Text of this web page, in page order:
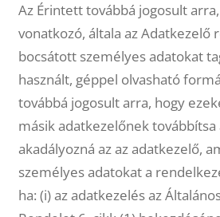
Az Érintett továbbá jogosult
vonatkozó, általa az Adatkezelő
bocsátott személyes adatokat
használt, géppel olvasható
továbbá jogosult arra, hogy
másik adatkezelőnek
akadályozná az az adatkezelő,
személyes adatokat a
ha: (i) az adatkezelés az